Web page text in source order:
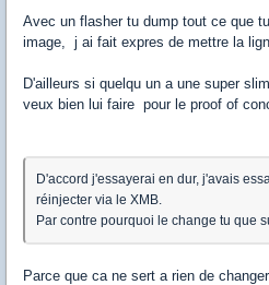
Avec un flasher tu dump tout ce que
image, j ai fait expres de mettre la
D'ailleurs si quelqu un a une super
veux bien lui faire pour le proof of
D'accord j'essayerai en dur, j'avais
réinjecter via le XMB.
Par contre pourquoi le change tu que
Parce que ca ne sert a rien de